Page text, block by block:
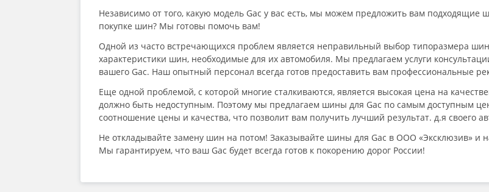
Независимо от того, какую модель Gac у вас есть, мы можем предложить вам
покупке шин? Мы готовы помочь вам!
Одной из часто встречающихся проблем является неправильный выбор типоразмера
характеристики шин, необходимые для их автомобиля. Мы предлагаем услуги
вашего Gac. Наш опытный персонал всегда готов предоставить вам профессиональные
Еще одной проблемой, с которой многие сталкиваются, является высокая цена на
должно быть недоступным. Поэтому мы предлагаем шины для Gac по самым доступным
соотношение цены и качества, что позволит вам получить лучший результат. д.я своего
Не откладывайте замену шин на потом! Заказывайте шины для Gac в ООО «Эксклюзив» и
Мы гарантируем, что ваш Gac будет всегда готов к покорению дорог России!